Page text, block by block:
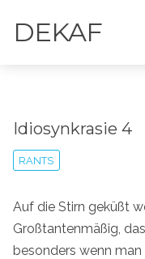
DEKAF
Idiosynkrasie 4
RANTS
Auf die Stirn geküßt
Großtantenmäßig,
besonders wenn